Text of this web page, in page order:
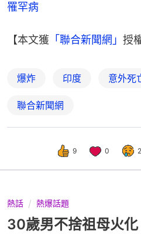
罹罕病
【本文獲 「聯合新聞網」 授
爆炸 印度 意外死
聯合新聞網
9 0 2
熱話 熱爆話題
30歲男不捨祖母火